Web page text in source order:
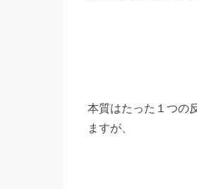
本質はたった１つの
ますが、